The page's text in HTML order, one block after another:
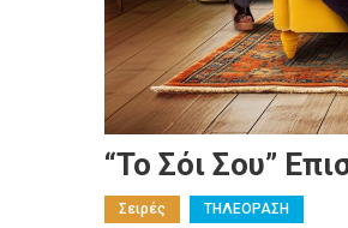
“Το Σόι Σου”
Σειρές ΤΗΛΕΟΡΑΣΗ